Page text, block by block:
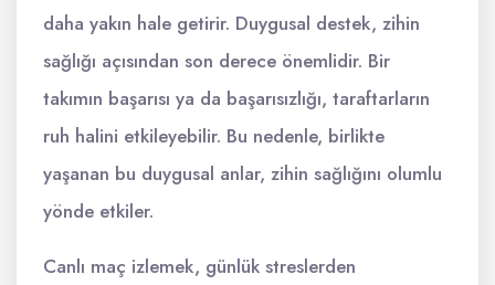
daha yakın hale getirir. Duygusal destek, zihin
sağlığı açısından son derece önemlidir. Bir
takımın başarısı ya da başarısızlığı, taraftarların
ruh halini etkileyebilir. Bu nedenle, birlikte
yaşanan bu duygusal anlar, zihin sağlığını olumlu
yönde etkiler.
Canlı maç izlemek, günlük streslerden